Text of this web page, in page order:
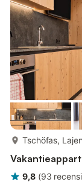
Tschöfas, Lajen
9,8 (93